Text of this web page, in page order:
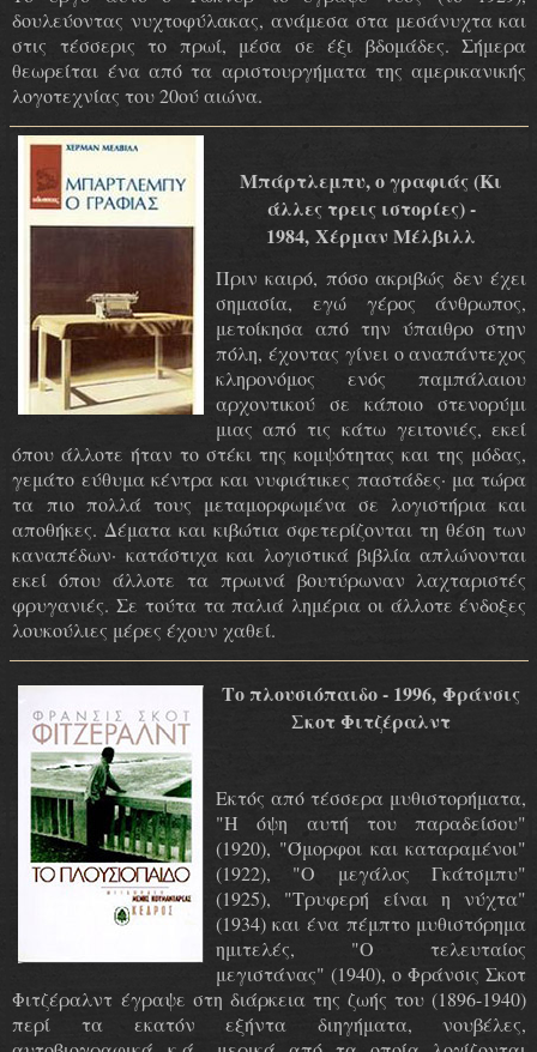
δουλεύοντας νυχτοφύλακας, ανάμεσα στα μεσάνυχτα και
στις τέσσερις το πρωί, μέσα σε έξι βδομάδες. Σήμερα
θεωρείται ένα από τα αριστουργήματα της αμερικανικής
λογοτεχνίας του 20ού αιώνα.
Μπάρτλεμπυ, ο γραφιάς (Κι
άλλες τρεις ιστορίες) -
1984, Χέρμαν Μέλβιλλ
Πριν καιρό, πόσο ακριβώς δεν έχει
σημασία, εγώ γέρος άνθρωπος,
μετοίκησα από την ύπαιθρο στην
πόλη, έχοντας γίνει ο αναπάντεχος
κληρονόμος ενός παμπάλαιου
αρχοντικού σε κάποιο στενορύμι
μιας από τις κάτω γειτονιές, εκεί
όπου άλλοτε ήταν το στέκι της κομψότητας και της μόδας,
γεμάτο εύθυμα κέντρα και νυφιάτικες παστάδες· μα τώρα
τα πιο πολλά τους μεταμορφωμένα σε λογιστήρια και
αποθήκες. Δέματα και κιβώτια σφετερίζονται τη θέση των
καναπέδων· κατάστιχα και λογιστικά βιβλία απλώνονται
εκεί όπου άλλοτε τα πρωινά βουτύρωναν λαχταριστές
φρυγανιές. Σε τούτα τα παλιά λημέρια οι άλλοτε ένδοξες
λουκούλιες μέρες έχουν χαθεί.
Το πλουσιόπαιδο - 1996, Φράνσις
Σκοτ Φιτζέραλντ
Εκτός από τέσσερα μυθιστορήματα,
"Η όψη αυτή του παραδείσου"
(1920), "Όμορφοι και καταραμένοι"
(1922), "Ο μεγάλος Γκάτσμπυ"
(1925), "Τρυφερή είναι η νύχτα"
(1934) και ένα πέμπτο μυθιστόρημα
ημιτελές, "Ο τελευταίος
μεγιστάνας" (1940), ο Φράνσις Σκοτ
Φιτζέραλντ έγραψε στη διάρκεια της ζωής του (1896-1940)
περί τα εκατόν εξήντα διηγήματα, νουβέλες,